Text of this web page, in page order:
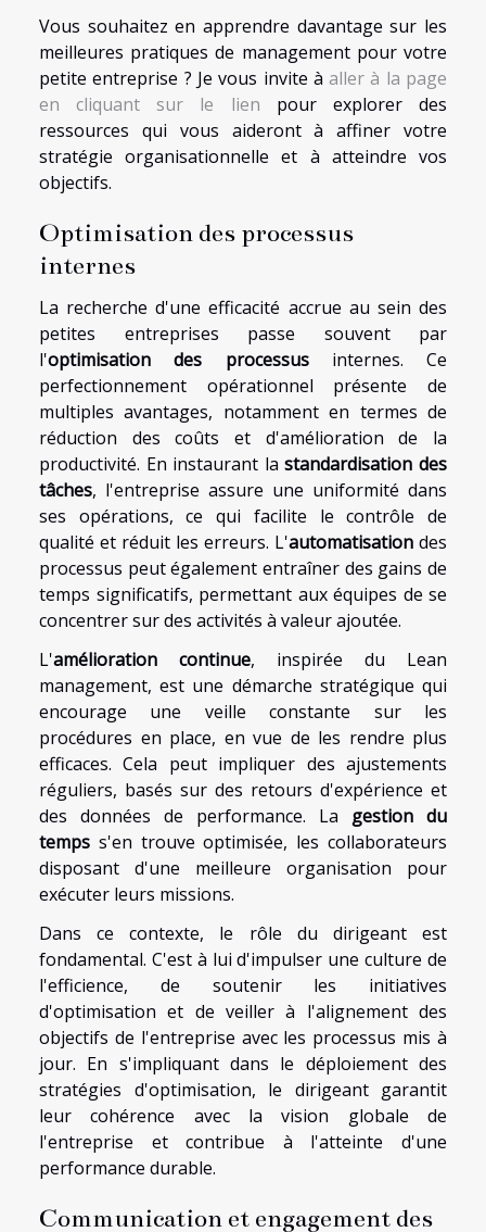
Vous souhaitez en apprendre davantage sur les
meilleures pratiques de management pour votre
petite entreprise ? Je vous invite àaller à la page
en cliquant sur le lien pour explorer des
ressources qui vous aideront à affiner votre
stratégie organisationnelle et à atteindre vos
objectifs.
Optimisation des processus
internes
La recherche d'une efficacité accrue au sein des
petites entreprises passe souvent par
l'optimisation des processusinternes. Ce
perfectionnement opérationnel présente de
multiples avantages, notamment en termes de
réduction des coûts et d'amélioration de la
productivité. En instaurant lastandardisation des
tâches, l'entreprise assure une uniformité dans
ses opérations, ce qui facilite le contrôle de
qualité et réduit les erreurs. L'automatisation des
processus peut également entraîner des gains de
temps significatifs, permettant aux équipes de se
concentrer sur des activités à valeur ajoutée.
L'amélioration continue, inspirée du Lean
management, est une démarche stratégique qui
encourage une veille constante sur les
procédures en place, en vue de les rendre plus
efficaces. Cela peut impliquer des ajustements
réguliers, basés sur des retours d'expérience et
des données de performance. La gestion du
temps s'en trouve optimisée, les collaborateurs
disposant d'une meilleure organisation pour
exécuter leurs missions.
Dans ce contexte, le rôle du dirigeant est
fondamental. C'est à lui d'impulser une culture de
l'efficience, de soutenir les initiatives
d'optimisation et de veiller à l'alignement des
objectifs de l'entreprise avec les processus mis à
jour. En s'impliquant dans le déploiement des
stratégies d'optimisation, le dirigeant garantit
leur cohérence avec la vision globale de
l'entreprise et contribue à l'atteinte d'une
performance durable.
Communication et engagement des